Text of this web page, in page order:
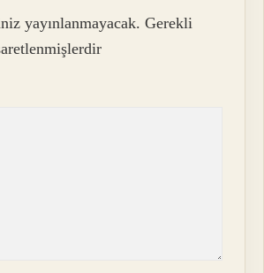
yayınlanmayacak. Gerekli